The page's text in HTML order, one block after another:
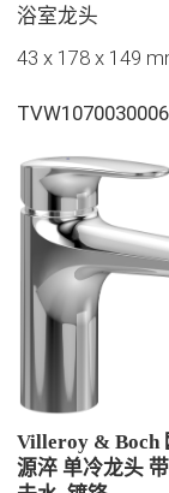
浴室龙头
43 x 178 x 149
Villeroy & Boch
源淬 单冷龙头